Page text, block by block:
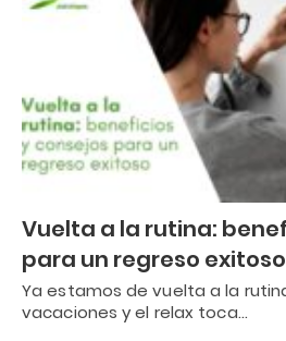
Vuelta a la rutina:
para un regreso exitoso
Ya estamos de vuelta a la
vacaciones y el relax toca…